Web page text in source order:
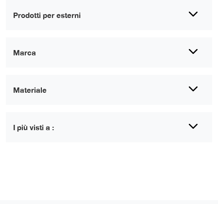
Prodotti per esterni
Marca
Materiale
I più visti a :